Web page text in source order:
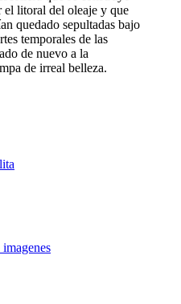
el litoral del oleaje y que
quedado sepultadas bajo
temporales de las
de nuevo a la
de irreal belleza.